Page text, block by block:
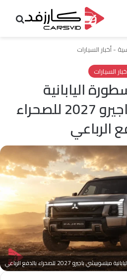
-أخبار السيارات
السيارات
اليابانية
ميتسوبيشي باجيرو 2027 للصحراء
الرباعي
باجيرو 2027 للصحراء بالدفع الرباعي